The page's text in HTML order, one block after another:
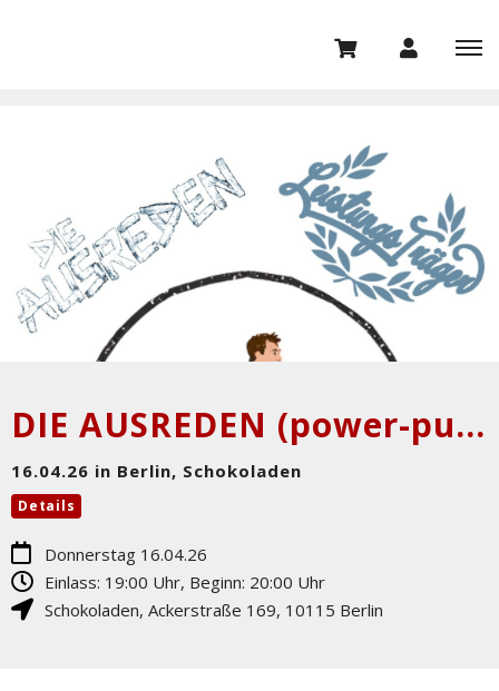
DIE AUSREDEN (power-punk, bln) + LEISTUNGSTRÄGER (business-punk, bln)
16.04.26 in Berlin, Schokoladen
Details
Donnerstag 16.04.26
Einlass: 19:00 Uhr, Beginn: 20:00 Uhr
Schokoladen, Ackerstraße 169, 10115 Berlin